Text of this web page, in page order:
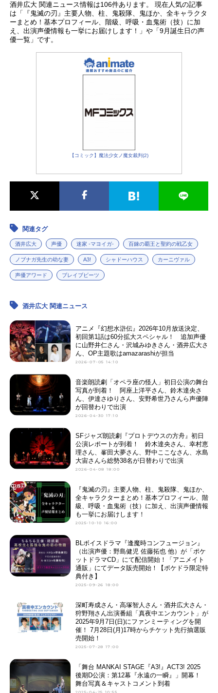
酒井広大 関連ニュース情報は106件あります。 現在人気の記事
は「『鬼滅の刃』主要人物、柱、鬼殺隊、鬼ほか、全キャラクタ
ーまとめ！基本プロフィール、階級、呼吸・血鬼術（技）に加
え、出演声優情報も一挙にお届けします！」や「9月誕生日の声
優一覧」です。
【コミック】魔法少女ノ魔女裁判(2)
関連タグ
酒井広大 声優 迷家 -マヨイガ- 百錬の覇王と聖約の戦乙女
ノブナガ先生の幼な妻 A3! シャドーハウス カーニヴァル
声優アワード ブレイブビーツ
酒井広大 関連ニュース
アニメ『幻想水滸伝』2026年10月放送決定、
初回第1話は60分拡大スペシャル！ 追加声優
に山野井仁さん・沢城みゆきさん・酒井広大さ
ん、OP主題歌はamazarashiが担当
2026-07-05 14:10
音楽朗読劇「オペラ座の怪人」初日公演の舞台
写真が到着！ 阿座上洋平さん、鈴木達央さ
ん、伊達さゆりさん、安野希世乃さんら声優陣
が回替わりで出演
2026-04-30 17:10
SFジャズ朗読劇『プロトデウスの方舟』初日
公演レポートが到着！ 鈴木達央さん、幸村恵
理さん、峯田大夢さん、野中ここなさん、水島
大宙さんら総勢38名が日替わりで出演
2026-04-08 18:00
『鬼滅の刃』主要人物、柱、鬼殺隊、鬼ほか、
全キャラクターまとめ！基本プロフィール、階
級、呼吸・血鬼術（技）に加え、出演声優情報
も一挙にお届けします！
2025-10-10 16:00
BLボイスドラマ『逢魔時コンフュージョン』
（出演声優：野島健児 佐藤拓也 他）が「ポケ
ットドラマCD」にて配信開始！「アニメイト
通販」にてデータ販売開始！【ポケドラ限定特
典付き】
2025-09-26 18:00
深町寿成さん・高塚智人さん・酒井広大さん・
狩野翔さん出演番組「真夜中エンカウント」が
2025年9月7日(日)にファンミーティングを開
催！ 7月28日(月)17時からチケット先行抽選販
売開始！
2025-07-28 17:00
「舞台 MANKAI STAGE『A3!』ACT3! 2025
後期D公演：第12幕『永遠の一瞬』」開幕！
舞台写真＆キャストコメント到着